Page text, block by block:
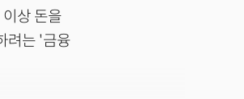
상 돈을
려는 '금융